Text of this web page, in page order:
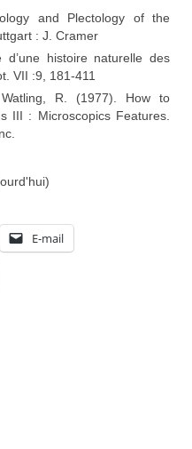
and Plectology of the
: J. Cramer
histoire naturelle des
VII :9, 181-411
R. (1977). How to
III : Microscopics Features.
E-mail